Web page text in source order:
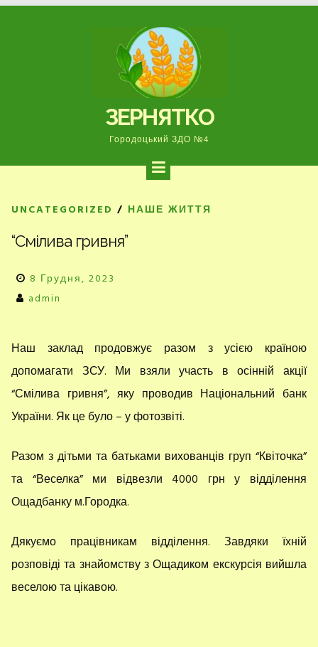
ЗЕРНЯТКО
Городоцький ЗДО №4
UNCATEGORIZED / НАШЕ ЖИТТЯ
“Смілива гривня”
8 Грудня, 2023
admin
Наш заклад продовжує разом з усією країною
допомагати ЗСУ. Ми взяли участь в осінній акції
“Смілива гривня”, яку проводив Національний банк
України. Як це було – у фотозвіті.
Разом з дітьми та батьками вихованців груп “Квіточка”
та “Веселка” ми відвезли 4000 грн у відділення
Ощадбанку м.Городка.
Дякуємо працівникам відділення. Завдяки їхній
розповіді та знайомству з Ощадиком екскурсія вийшла
веселою та цікавою.